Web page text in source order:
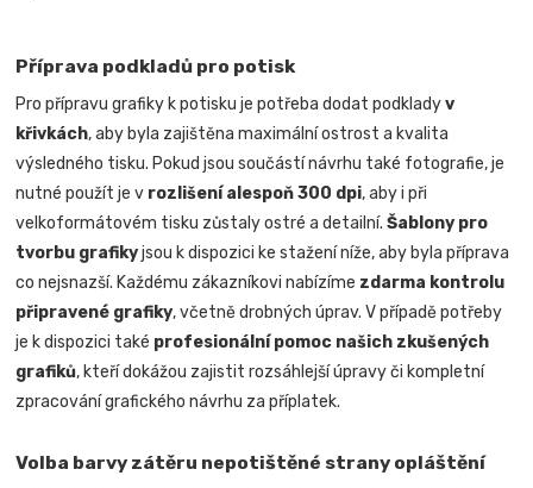
Příprava podkladů pro potisk
Pro přípravu grafiky k potisku je potřeba dodat podkladyv
křivkách, aby byla zajištěna maximální ostrost a kvalita
výsledného tisku. Pokud jsou součástí návrhu také fotografie, je
nutné použít je v rozlišení alespoň 300 dpi, aby i při
velkoformátovém tisku zůstaly ostré a detailní.Šablony pro
tvorbu grafikyjsou k dispozici ke stažení níže, aby byla příprava
co nejsnazší. Každému zákazníkovi nabízíme zdarma kontrolu
připravené grafiky, včetně drobných úprav. V případě potřeby
je k dispozici také profesionální pomoc našich zkušených
grafiků, kteří dokážou zajistit rozsáhlejší úpravy či kompletní
zpracování grafického návrhu za příplatek.
Volba barvy zátěru nepotištěné strany opláštění